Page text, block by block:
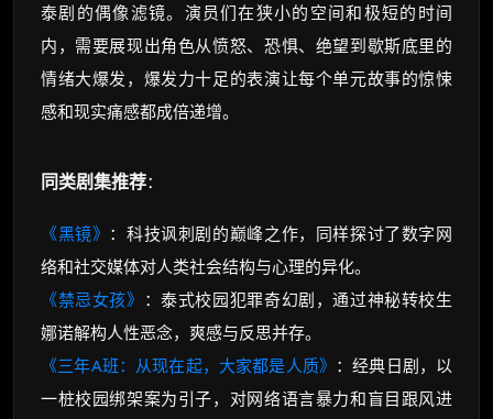
泰剧的偶像滤镜。演员们在狭小的空间和极短的时间
内，需要展现出角色从愤怒、恐惧、绝望到歇斯底里的
情绪大爆发，爆发力十足的表演让每个单元故事的惊悚
感和现实痛感都成倍递增。
同类剧集推荐：
《黑镜》 ：科技讽刺剧的巅峰之作，同样探讨了数字网
络和社交媒体对人类社会结构与心理的异化。
《禁忌女孩》 ：泰式校园犯罪奇幻剧，通过神秘转校生
娜诺解构人性恶念，爽感与反思并存。
《三年A班：从现在起，大家都是人质》 ：经典日剧，以
一桩校园绑架案为引子，对网络语言暴力和盲目跟风进